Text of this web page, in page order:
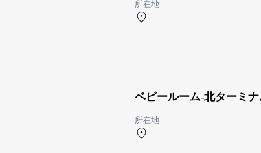
所在地
ベビールーム-北ターミ
所在地